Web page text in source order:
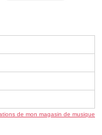
de mon magasin de musique